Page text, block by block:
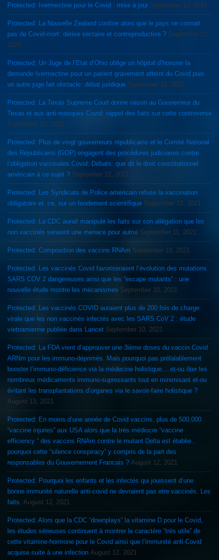
Protected: Ivermectine pour le Covid : mise à jour September 12, 2021
Protected: La Nouvelle Zealand confine alors que le pays ne connait
pas de Covid-mort: dérive sectaire et contreproductive ? September 12,
2021
Protected: Un Juge de l’Etat d’Ohio oblige un hôpital d’honorer la
demande Ivermectine pour un patient gravement atteint du Covid puis
un autre juge fait obstacle: débat juridique September 12, 2021
Protected: La Texas Supreme Court donne raison au Gouverneur du
Texas et aux anti-masques Covid: rappel des faits sur cette controverse
September 12, 2021
Protected: Plus de vingt gouverneurs républicains et le Comité National
des Républicains (GOP) engagent des procédures judiciaires contre
l’obligation vaccinales Covid: Débats: que dit le droit constitutionnel
américain à ce sujet ? September 12, 2021
Protected: Les Syndicats de Police américain refuse la vaccination
obligatoire et. ce, sur un fondement scientifique September 12, 2021
Protected: La CDC aurait manipulé les faits sur son allégation que les
non vaccinés seraient une menace pour autrui September 11, 2021
Protected: Composition des vaccins RNAm September 10, 2021
Protected: Les vaccinés Covid favoriseraient l’évolution des mutations
SARS COV 2 dangereuses ainsi que les “escape mutants” : une
nouvelle étude montre les mécanismes September 10, 2021
Protected: Les vaccinés COVID auraient plus de 200 fois de charge
virale que les non vaccinés infectés avec les SARS CoV 2 : étude
vietnamienne publiée dans Lancet September 10, 2021
Protected: La FDA vient d’approuver une 3ième doses du vaccin Covid
ARNm pour les immuno-déprimés. Mais pourquoi pas prélalablement
booster l’immuno-déficience via la médecine holistique….et-ou ôter les
nombreux médicaments immuno-supressants tout en minimisant et-ou
évitant les transplantations d’organes via le savoir-faire holistique ?
August 13, 2021
Protected: En moins d’une année de Covid vaccins, plus de 500,000
“vaccine injuries” aux USA alors que la très médiocre “vaccine
efficiency ” des vaccins RNAm contre le mutant Delta est établie…
pourquoi cette “silence conspiracy” y compris de la part des
responsables du Gouvernement Francais ? August 12, 2021
Protected: Pourquoi les enfants et les infectés qui jouissent d’une
bonne immunité naturelle anti-covid ne devraient pas etre vaccinés. Les
faits.
August 12, 2021
Protected: Alors que la CDC “downplays” la vitamine D pour le Covid,
les études sérieuses continuent à montrer le caractère “très utile” de
cette vitamine-hormone pour le Covid ainsi que l’immunité anti-Covid
acquise suite à une infection August 12, 2021